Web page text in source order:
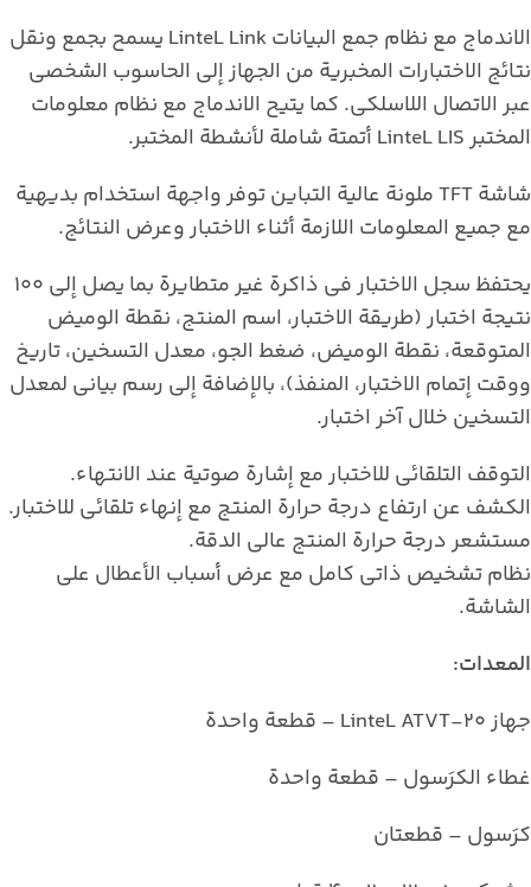
الاندماج مع نظام جمع البيانات LinteL Link يسمح بجمع ونقل
نتائج الاختبارات المخبرية من الجهاز إلى الحاسوب الشخصي
عبر الاتصال اللاسلكي. كما يتيح الاندماج مع نظام معلومات
المختبر LinteL LIS أتمتة شاملة لأنشطة المختبر.
شاشة TFT ملونة عالية التباين توفر واجهة استخدام بديهية
مع جميع المعلومات اللازمة أثناء الاختبار وعرض النتائج.
يحتفظ سجل الاختبار في ذاكرة غير متطايرة بما يصل إلى 100
نتيجة اختبار (طريقة الاختبار، اسم المنتج، نقطة الوميض
المتوقعة، نقطة الوميض، ضغط الجو، معدل التسخين، تاريخ
ووقت إتمام الاختبار، المنفذ)، بالإضافة إلى رسم بياني لمعدل
التسخين خلال آخر اختبار.
التوقف التلقائي للاختبار مع إشارة صوتية عند الانتهاء.
الكشف عن ارتفاع درجة حرارة المنتج مع إنهاء تلقائي للاختبار.
مستشعر درجة حرارة المنتج عالي الدقة.
نظام تشخيص ذاتي كامل مع عرض أسباب الأعطال على
الشاشة.
المعدات:
جهاز LinteL ATVT-20 – قطعة واحدة
غطاء الكرَسول – قطعة واحدة
كرَسول – قطعتان